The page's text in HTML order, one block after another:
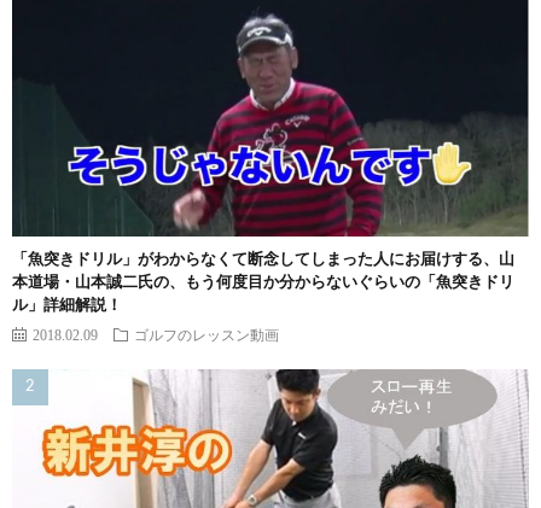
「魚突きドリル」がわからなくて断念してしまった人にお届けする、山
本道場・山本誠二氏の、もう何度目か分からないぐらいの「魚突きドリ
ル」詳細解説！
2018.02.09 ゴルフのレッスン動画